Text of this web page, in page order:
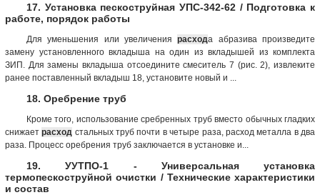
17. Установка пескоструйная УПС-342-62 / Подготовка к
работе, порядок работы
Для уменьшения или увеличениярасхода абразива произведите
замену установленного вкладыша на один из вкладышей из комплекта
ЗИП. Для замены вкладыша отсоедините смеситель 7 (рис. 2), извлеките
ранее поставленный вкладыш 18, установите новый и ...
18. Оребрение труб
Кроме того, использование сребренных труб вместо обычных гладких
снижаетрасход стальных труб почти в четыре раза, расход металла в два
раза. Процесс оребрения труб заключается в установке и...
19. УУТПО-1 - Универсальная установка
термопескоструйной очистки / Технические характеристики
и состав